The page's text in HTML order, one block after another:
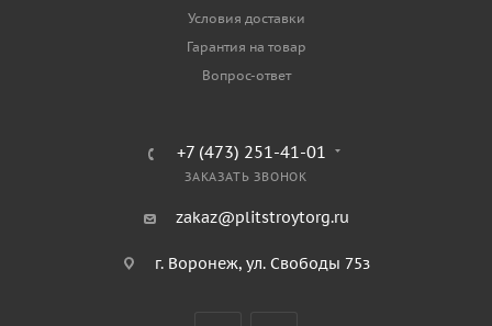
Условия доставки
Гарантия на товар
Вопрос-ответ
+7 (473) 251-41-01
ЗАКАЗАТЬ ЗВОНОК
zakaz@plitstroytorg.ru
г. Воронеж, ул. Свободы 75з